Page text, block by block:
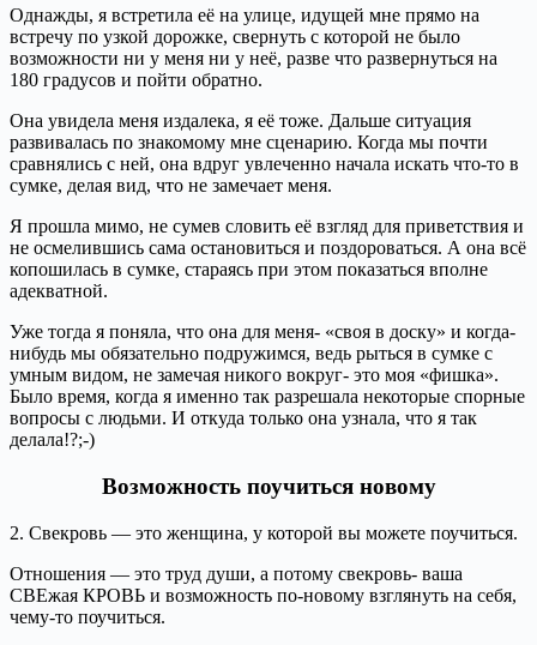
Однажды, я встретила её на улице, идущей мне прямо на
встречу по узкой дорожке, свернуть с которой не было
возможности ни у меня ни у неё, разве что развернуться на
180 градусов и пойти обратно.
Она увидела меня издалека, я её тоже. Дальше ситуация
развивалась по знакомому мне сценарию. Когда мы почти
сравнялись с ней, она вдруг увлеченно начала искать что-то в
сумке, делая вид, что не замечает меня.
Я прошла мимо, не сумев словить её взгляд для приветствия и
не осмелившись сама остановиться и поздороваться. А она всё
копошилась в сумке, стараясь при этом показаться вполне
адекватной.
Уже тогда я поняла, что она для меня- «своя в доску» и когда-
нибудь мы обязательно подружимся, ведь рыться в сумке с
умным видом, не замечая никого вокруг- это моя «фишка».
Было время, когда я именно так разрешала некоторые спорные
вопросы с людьми. И откуда только она узнала, что я так
делала!?;-)
Возможность поучиться новому
2. Свекровь — это женщина, у которой вы можете поучиться.
Отношения — это труд души, а потому свекровь- ваша
СВЕжая КРОВЬ и возможность по-новому взглянуть на себя,
чему-то поучиться.